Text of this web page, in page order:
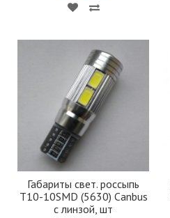
Габариты свет. россыпь
Т10-10SMD (5630) Canbus
с линзой, шт